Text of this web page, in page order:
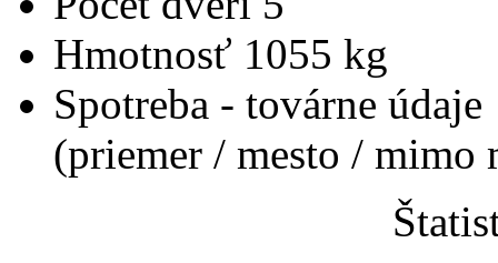
Hmotnosť 1055 kg
Spotreba - továrne údaje
(priemer / mesto / mimo